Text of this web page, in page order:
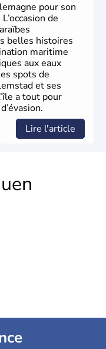
pour son
de
belles histoires
maritime
aux eaux
spots de
et ses
a tout pour
Lire l'article